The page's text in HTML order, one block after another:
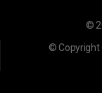
©
© Copyright